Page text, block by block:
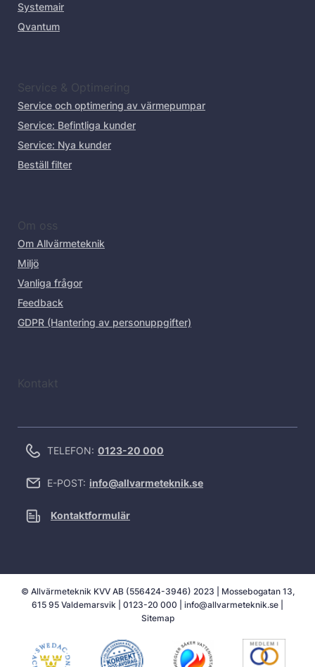
Systemair
Qvantum
Service & Optimering
Service och optimering av värmepumpar
Service: Befintliga kunder
Service: Nya kunder
Beställ filter
Om oss
Om Allvärmeteknik
Miljö
Vanliga frågor
Feedback
GDPR (Hantering av personuppgifter)
Kontakt
TELEFON: 0123-20 000
E-POST: info@allvarmeteknik.se
Kontaktformulär
© Allvärmeteknik KVV AB (556424-3946) 2023 | Mossebogatan 13,
615 95 Valdemarsvik | 0123-20 000 info@allvarmeteknik.se
Sitemap